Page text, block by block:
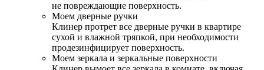
не повреждающие поверхность.
Моем дверные ручки
Клинер протрет все дверные ручки в квартире
сухой и влажной тряпкой, при необходимости
продезинфицирует поверхность.
Моем зеркала и зеркальные поверхности